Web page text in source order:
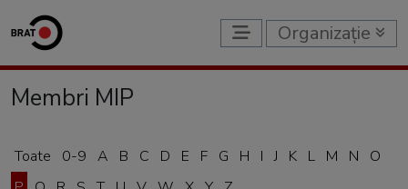
Organizație
Membri MIP
Toate 0-9 A B C D E F G H I J K L M N
O